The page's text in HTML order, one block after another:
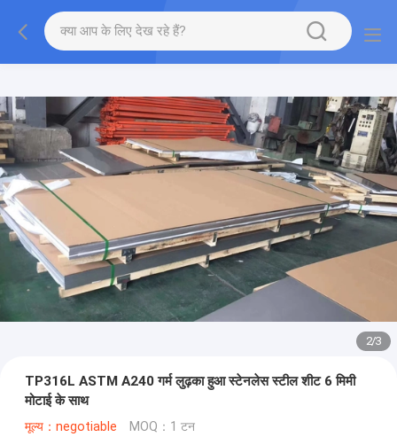
2/3
TP316L ASTM A240 गर्म लुढ़का हुआ स्टेनलेस स्टील शीट 6 मिमी
मोटाई के साथ
मूल्य：negotiable MOQ：1 टन